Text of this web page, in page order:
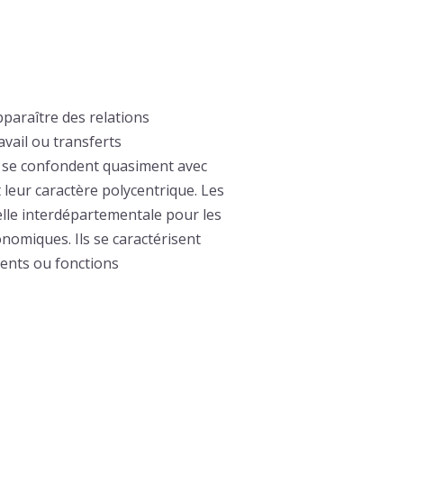
des relations
ou transferts
confondent quasiment avec
caractère polycentrique. Les
interdépartementale pour les
Ils se caractérisent
ou fonctions